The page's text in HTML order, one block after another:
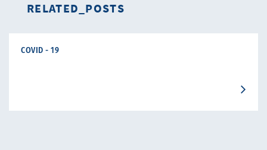
RELATED_POSTS
COVID - 19